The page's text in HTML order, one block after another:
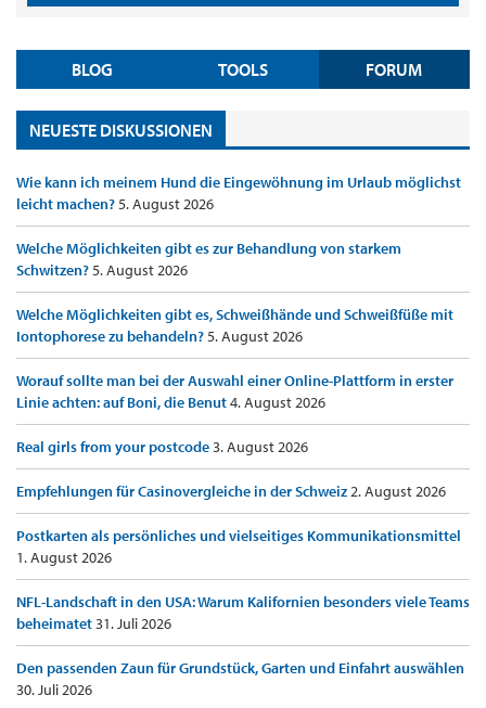
BLOG TOOLS FORUM
NEUESTE DISKUSSIONEN
Wie kann ich meinem Hund die Eingewöhnung im Urlaub möglichst
leicht machen?5. August 2026
Welche Möglichkeiten gibt es zur Behandlung von starkem
Schwitzen?5. August 2026
Welche Möglichkeiten gibt es, Schweißhände und Schweißfüße mit
Iontophorese zu behandeln?5. August 2026
Worauf sollte man bei der Auswahl einer Online-Plattform in erster
Linie achten: auf Boni, die Benut4. August 2026
Real girls from your postcode3. August 2026
Empfehlungen für Casinovergleiche in der Schweiz2. August 2026
Postkarten als persönliches und vielseitiges Kommunikationsmittel
1. August 2026
NFL-Landschaft in den USA: Warum Kalifornien besonders viele Teams
beheimatet31. Juli 2026
Den passenden Zaun für Grundstück, Garten und Einfahrt auswählen
30. Juli 2026